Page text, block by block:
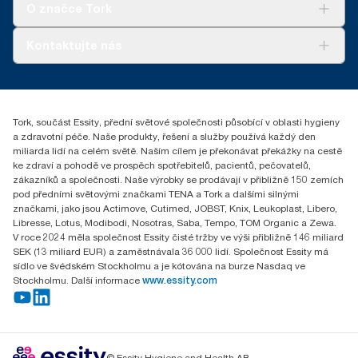
reception.prague@essity.com
Praha 8, Karlin, Sokolovská 100/94
186 00 Česká republika
Tork, součást Essity, přední světové společnosti působící v oblasti hygieny
a zdravotní péče. Naše produkty, řešení a služby používá každý den
miliarda lidí na celém světě. Naším cílem je překonávat překážky na cestě
ke zdraví a pohodě ve prospěch spotřebitelů, pacientů, pečovatelů,
zákazníků a společnosti. Naše výrobky se prodávají v přibližně 150 zemích
pod předními světovými značkami TENA a Tork a dalšími silnými
značkami, jako jsou Actimove, Cutimed, JOBST, Knix, Leukoplast, Libero,
Libresse, Lotus, Modibodi, Nosotras, Saba, Tempo, TOM Organic a Zewa.
V roce 2024 měla společnost Essity čisté tržby ve výši přibližně 146 miliard
SEK (13 miliard EUR) a zaměstnávala 36 000 lidí. Společnost Essity má
sídlo ve švédském Stockholmu a je kótována na burze Nasdaq ve
Stockholmu. Další informace www.essity.com